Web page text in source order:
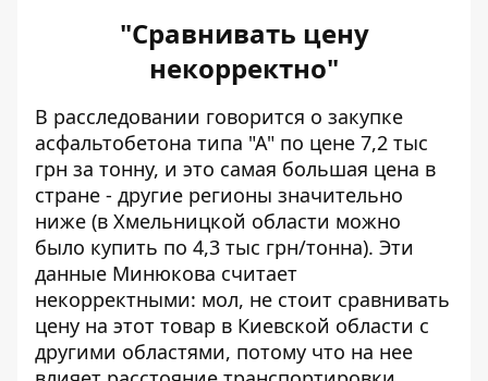
"Сравнивать цену
некорректно"
В расследовании говорится о закупке
асфальтобетона типа "А" по цене 7,2 тыс
грн за тонну, и это самая большая цена в
стране - другие регионы значительно
ниже (в Хмельницкой области можно
было купить по 4,3 тыс грн/тонна). Эти
данные Минюкова считает
некорректными: мол, не стоит сравнивать
цену на этот товар в Киевской области с
другими областями, потому что на нее